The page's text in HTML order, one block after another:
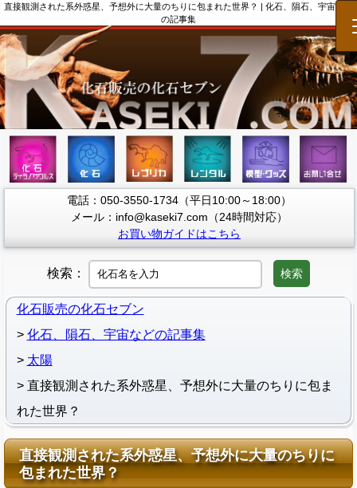
直接観測された系外惑星、予想外に大量のちりに包まれた世界？ | 化石、隕石、宇宙など
の記事集
電話：050-3550-1734（平日10:00～18:00）
メール：info@kaseki7.com（24時間対応）
お買い物ガイドはこちら
検索： 検索
化石販売の化石セブン
化石、隕石、宇宙などの記事集
太陽
直接観測された系外惑星、予想外に大量のちりに包ま
れた世界？
直接観測された系外惑星、予想外に大量のちりに
包まれた世界？